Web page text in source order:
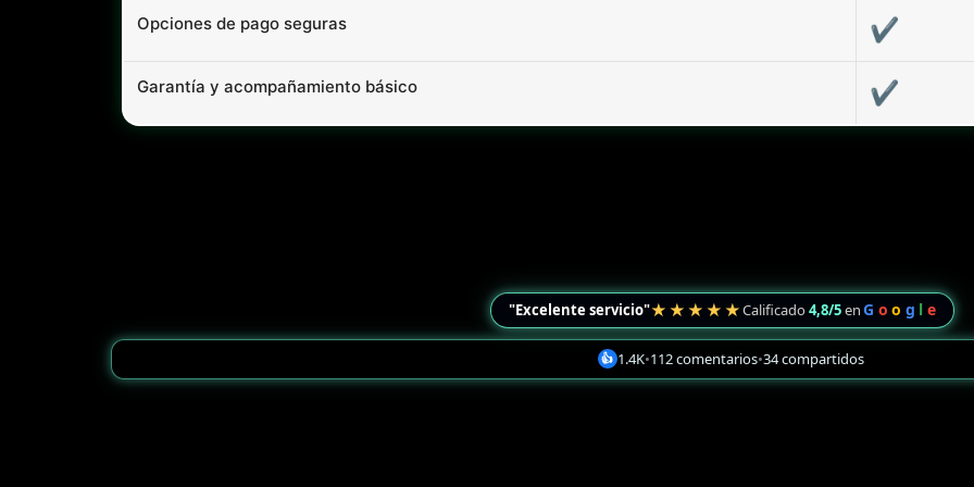
Opciones de pago seguras ✔
Garantía y acompañamiento básico ✔
"Excelente servicio"★★★★★Calificado4,8/5enG o o g l e
👍 1.4K•112 comentarios•34 compartidos